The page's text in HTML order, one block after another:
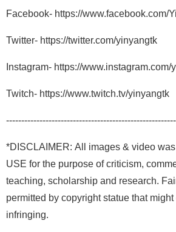
Facebook- https://www.facebook.com/
Twitter- https://twitter.com/yinyangtk​
Instagram- https://www.instagram.com/
Twitch- https://www.twitch.tv/yinyangtk
*DISCLAIMER: All images & video
USE for the purpose of criticism,
teaching, scholarship and research.
permitted by copyright statue that
infringing.